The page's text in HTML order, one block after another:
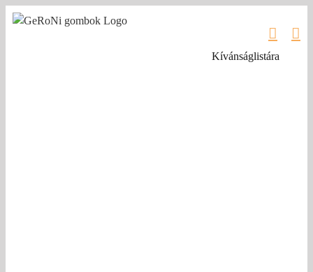
Kihagyás
Kívánságlistára